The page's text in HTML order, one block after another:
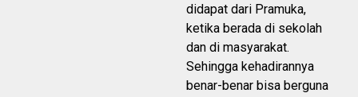
didapat dari Pramuka,
ketika berada di sekolah
dan di masyarakat.
Sehingga kehadirannya
benar-benar bisa berguna